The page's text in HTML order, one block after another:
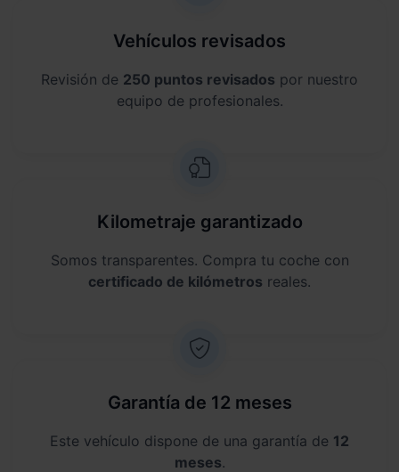
Vehículos revisados
Revisión de 250 puntos revisados por nuestro
equipo de profesionales.
Kilometraje garantizado
Somos transparentes. Compra tu coche con
certificado de kilómetros reales.
Garantía de 12 meses
Este vehículo dispone de una garantía de 12
meses.